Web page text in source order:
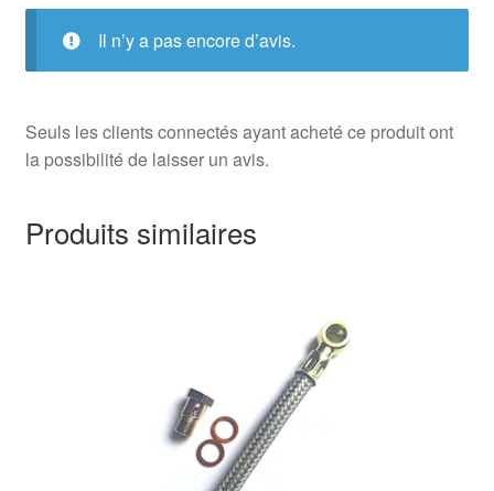
Il n’y a pas encore d’avis.
Seuls les clients connectés ayant acheté ce produit ont
la possibilité de laisser un avis.
Produits similaires